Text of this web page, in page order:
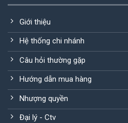
Giới thiệu
Hệ thống chi nhánh
Câu hỏi thường gặp
Hướng dẫn mua hàng
Nhượng quyền
Đại lý - Ctv